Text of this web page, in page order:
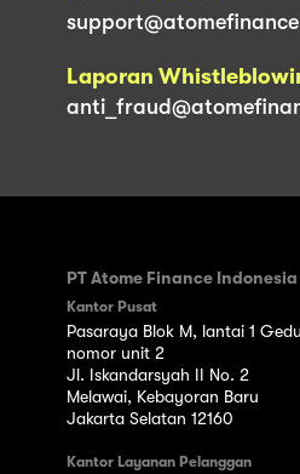
Laporan
PT Atome Finance Indonesia
Kantor Pusat
Pasaraya Blok M, lantai 1
nomor unit 2
Jl. Iskandarsyah II No. 2
Melawai, Kebayoran Baru
Jakarta Selatan 12160
Kantor Layanan Pelanggan